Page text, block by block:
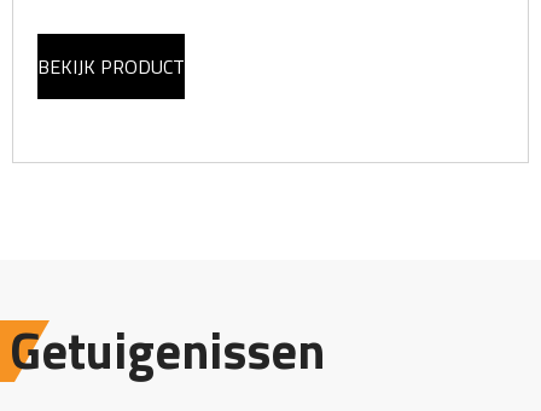
BEKIJK PRODUCT
Getuigenissen